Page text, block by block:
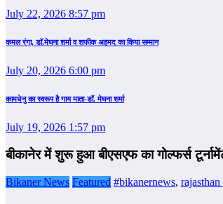
July 22, 2026 8:57 pm
कमल रंगा, डॉ.मेघना शर्मा व शफीक अहमद का किया सम्‍मान
July 20, 2026 6:00 pm
कामधेनु का स्वरूप है गाय माता-डॉ. मेघना शर्मा
July 19, 2026 1:57 pm
बीकानेर में शुरू हुआ बीएसएफ का गोल्फर्स
Bikaner News Featured #bikanernews,